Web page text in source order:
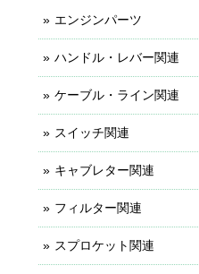
エンジンパーツ
ハンドル・レバー関連
ケーブル・ライン関連
スイッチ関連
キャブレター関連
フィルター関連
スプロケット関連